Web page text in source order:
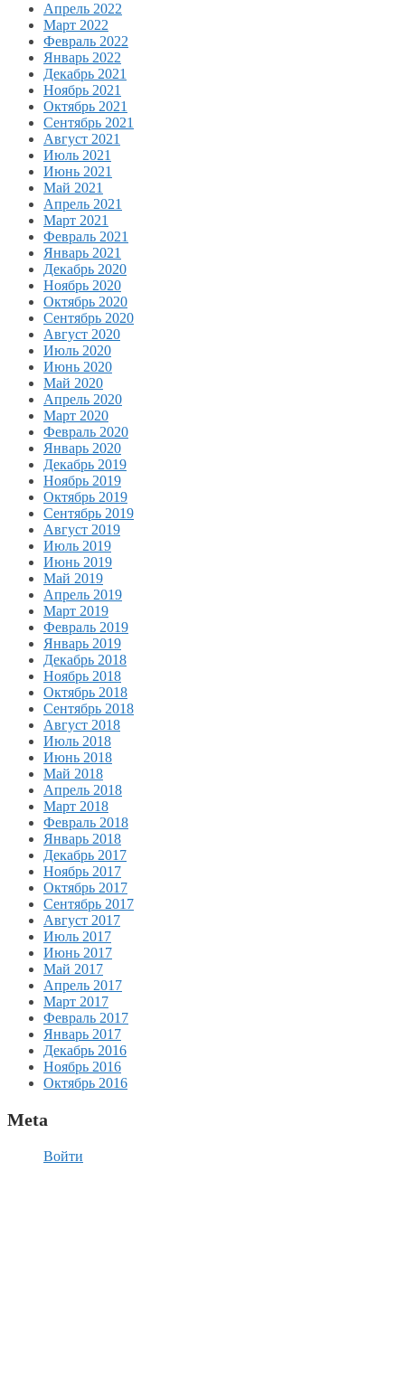
Апрель 2022
Март 2022
Февраль 2022
Январь 2022
Декабрь 2021
Ноябрь 2021
Октябрь 2021
Сентябрь 2021
Август 2021
Июль 2021
Июнь 2021
Май 2021
Апрель 2021
Март 2021
Февраль 2021
Январь 2021
Декабрь 2020
Ноябрь 2020
Октябрь 2020
Сентябрь 2020
Август 2020
Июль 2020
Июнь 2020
Май 2020
Апрель 2020
Март 2020
Февраль 2020
Январь 2020
Декабрь 2019
Ноябрь 2019
Октябрь 2019
Сентябрь 2019
Август 2019
Июль 2019
Июнь 2019
Май 2019
Апрель 2019
Март 2019
Февраль 2019
Январь 2019
Декабрь 2018
Ноябрь 2018
Октябрь 2018
Сентябрь 2018
Август 2018
Июль 2018
Июнь 2018
Май 2018
Апрель 2018
Март 2018
Февраль 2018
Январь 2018
Декабрь 2017
Ноябрь 2017
Октябрь 2017
Сентябрь 2017
Август 2017
Июль 2017
Июнь 2017
Май 2017
Апрель 2017
Март 2017
Февраль 2017
Январь 2017
Декабрь 2016
Ноябрь 2016
Октябрь 2016
Meta
Войти